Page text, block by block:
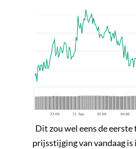
Dit zou wel eens de
prijsstijging van vandaag